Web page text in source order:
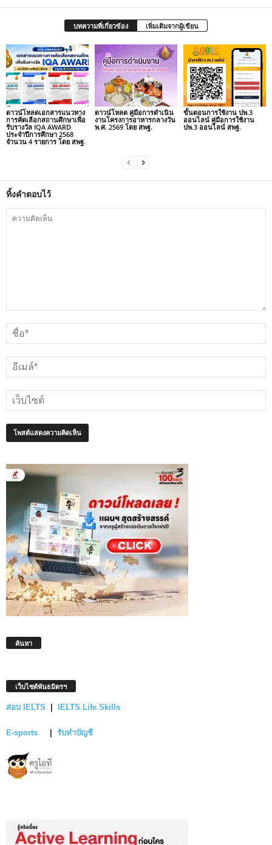
บทความที่เกี่ยวข้อง เพิ่มเติมจากผู้เขียน
ดาวน์โหลดเอกสารแนวทาง
การคัดเลือกสถานศึกษาเพื่อ
รับรางวัล IQA AWARD
ประจำปีการศึกษา 2568
จำนวน 4 รายการ โดย สพฐ.
ดาวน์โหลด คู่มือการดำเนิน
งานโครงการอาหารกลางวัน
พ.ศ. 2569 โดย สพฐ.
ขั้นตอนการใช้งาน ปพ.3
ออนไลน์ คู่มือการใช้งาน
ปพ.3 ออนไลน์ สพฐ.
ทิ้งคำตอบไว้
ค้นหา
เว็บไซต์พันธมิตรฯ
สอบ IELTS | IELTS Life Skills
E-sports | รับทำบัญชี